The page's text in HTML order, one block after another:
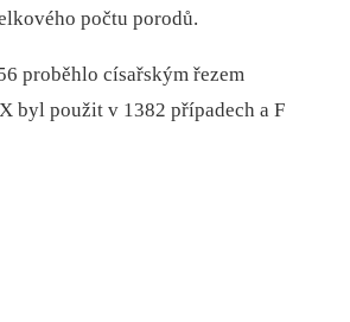
počtu porodů.
proběhlo císařským řezem
byl použit v 1382 případech a F